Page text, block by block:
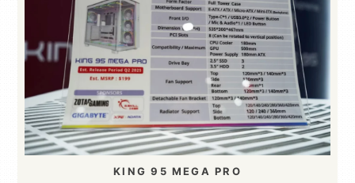
KING 95 MEGA PRO